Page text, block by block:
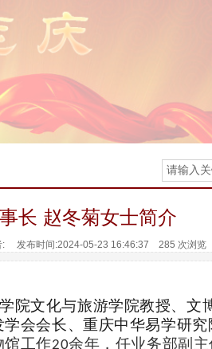
长 赵冬菊女士简介
发布时间:2024-05-23 16:46:37 285 次浏览
院文化与旅游学院教授、文
会会长、重庆中华易学研
馆工作20余年，任业务部副